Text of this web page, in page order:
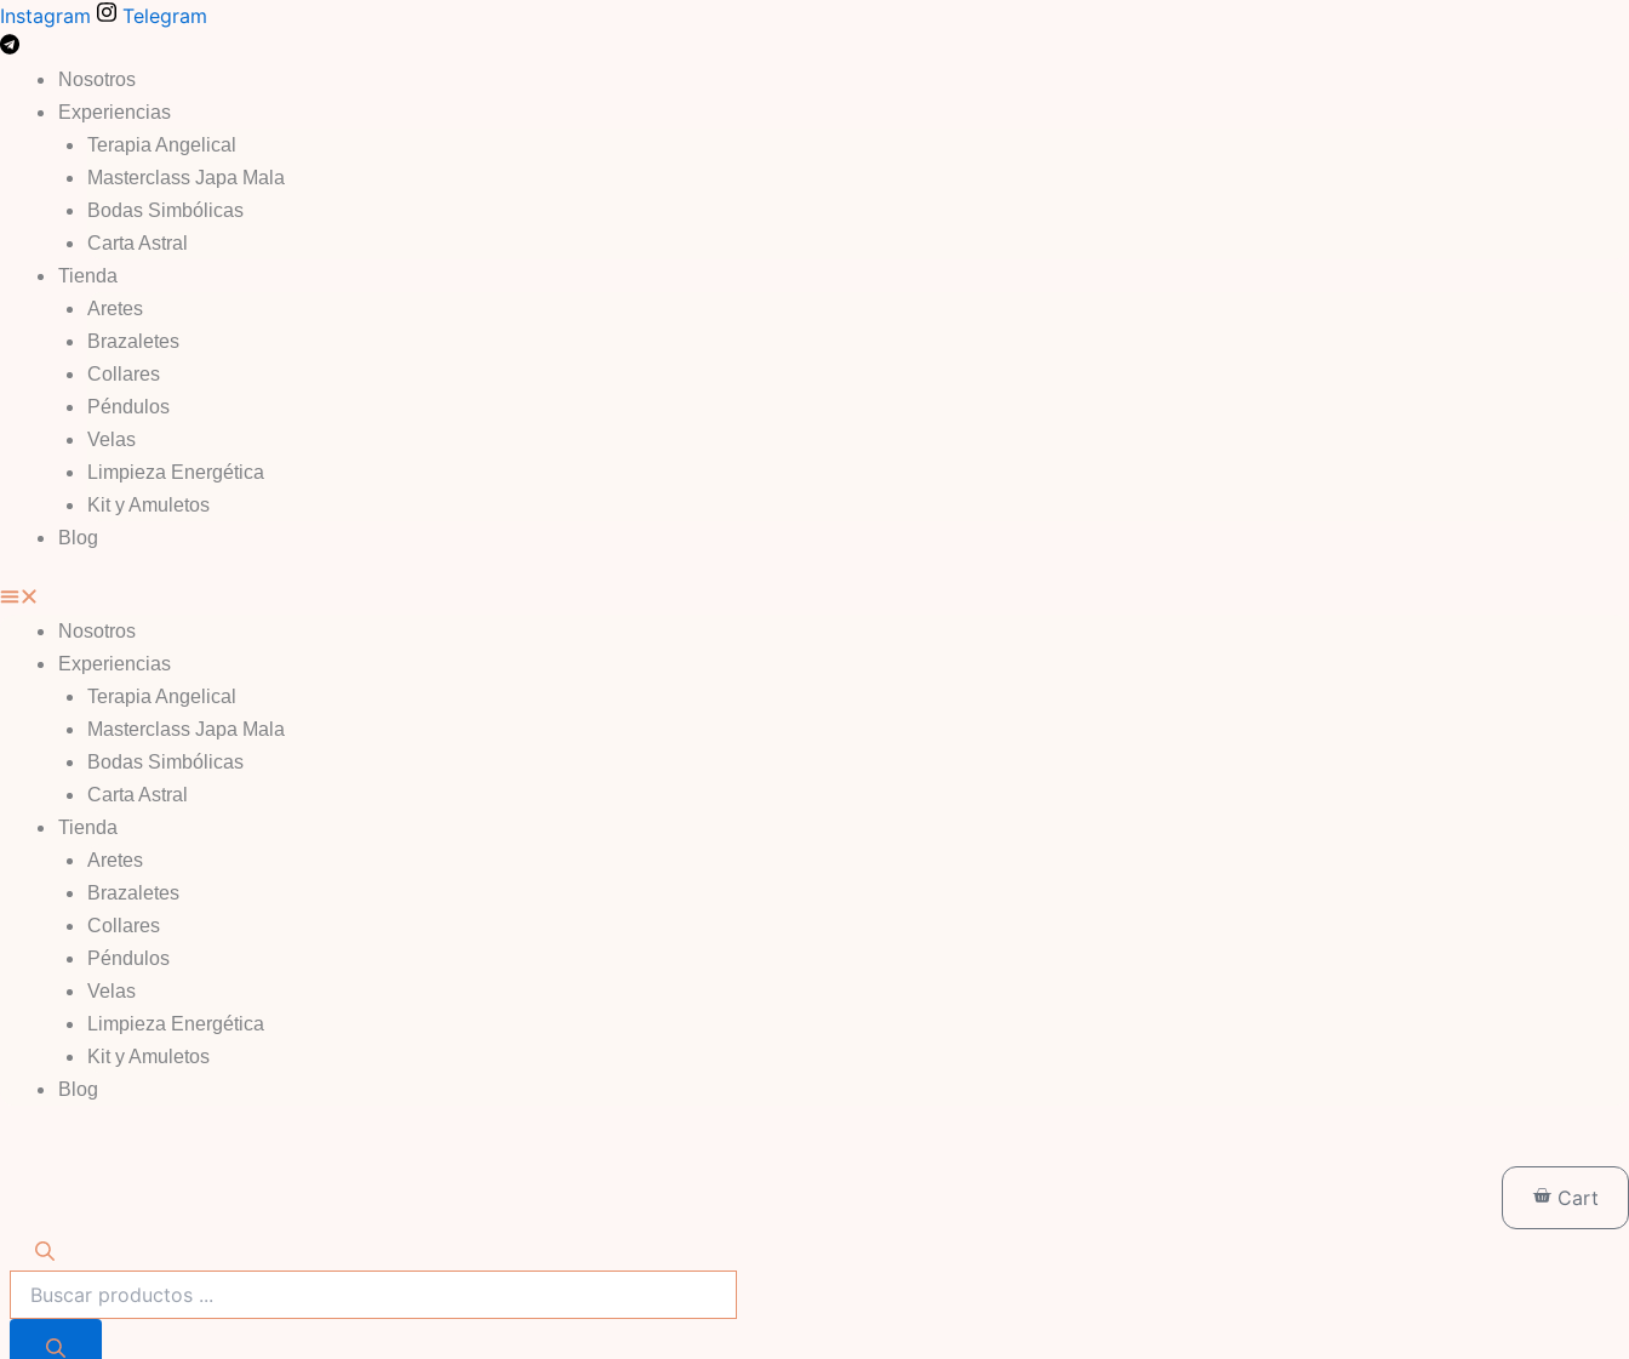
Ir
al
contenido
Instagram Telegram
Nosotros
Experiencias
Terapia Angelical
Masterclass Japa Mala
Bodas Simbólicas
Carta Astral
Tienda
Aretes
Brazaletes
Collares
Péndulos
Velas
Limpieza Energética
Kit y Amuletos
Blog
Nosotros
Experiencias
Terapia Angelical
Masterclass Japa Mala
Bodas Simbólicas
Carta Astral
Tienda
Aretes
Brazaletes
Collares
Péndulos
Velas
Limpieza Energética
Kit y Amuletos
Blog
Cart
Búsqueda
de
productos
Búsqueda
de
productos